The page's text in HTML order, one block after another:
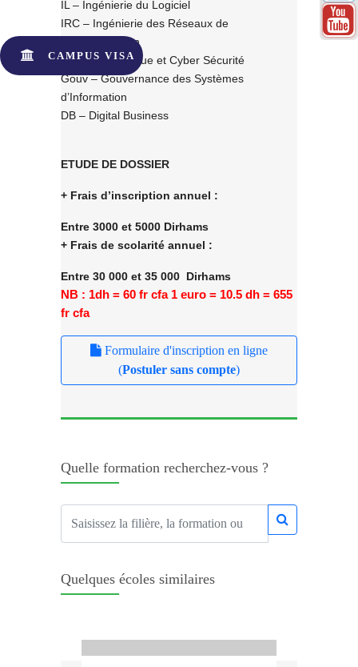
IL – Ingénierie du Logiciel
IRC – Ingénierie des Réseaux de
Communication
MON – Monétique et Cyber Sécurité
Gouv – Gouvernance des Systèmes
d’Information
DB – Digital Business
ETUDE DE DOSSIER
+ Frais d’inscription annuel :
Entre 3000 et 5000 Dirhams
+ Frais de scolarité annuel :
Entre 30 000 et 35 000 Dirhams
NB : 1dh = 60 fr cfa 1 euro = 10.5 dh = 655
fr cfa
Formulaire d'inscription en ligne
(Postuler sans compte)
Quelle formation recherchez-vous ?
Quelques écoles similaires
CAMPUS VISA